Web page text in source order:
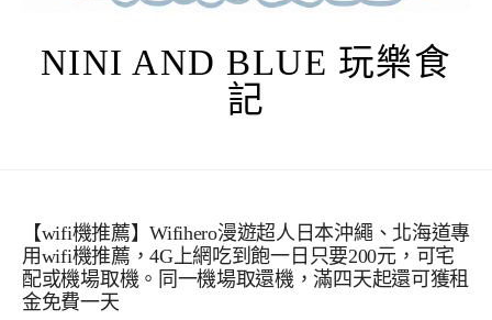
NINI AND BLUE 玩樂食
記
【wifi機推薦】Wifihero漫遊超人日本沖繩、北海道專
用wifi機推薦，4G上網吃到飽一日只要200元，可宅
配或機場取機。同一機場取還機，滿四天起還可獲租
金免費一天